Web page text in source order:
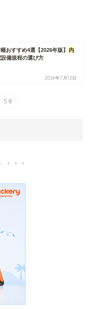
おすすめ4選【2026年版】
内
設備規程の選び方
2026年7月12日
58